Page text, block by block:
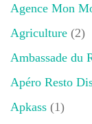
Agence Mon
Agriculture (2)
Ambassade du
Apéro Resto
Apkass (1)